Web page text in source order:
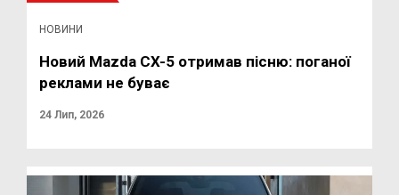
НОВИНИ
Новий Mazda CX-5 отримав пісню: поганої
реклами не буває
24 Лип, 2026